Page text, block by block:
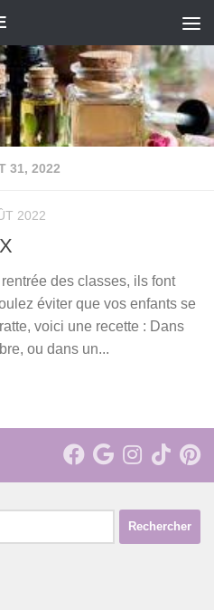
31, 2022
2022
des classes, ils font
éviter que vos enfants se
voici une recette : Dans
ou dans un...